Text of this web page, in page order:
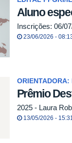
Aluno
Inscrições: 06/
23/06/2026 -
ORIENTADORA:
Prêmio
2025 - Laura
13/05/2026 - 15:31